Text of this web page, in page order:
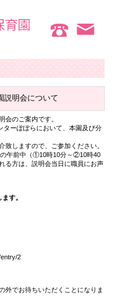
PINOの入園説明会
の入園説明会のご
子育て支援センターぽぽ
たします。
子も映像で紹介致しま
園は11月19日の午前中
見学を希望される方は
約をお願いします。